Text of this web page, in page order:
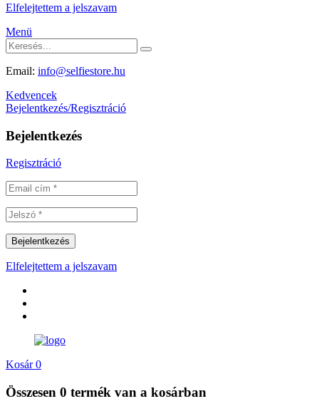
Elfelejtettem a jelszavam
Menü
Email: info@selfiestore.hu
Kedvencek
Bejelentkezés/Regisztráció
Bejelentkezés
Regisztráció
Elfelejtettem a jelszavam
Kosár 0
Összesen 0 termék van a kosárban